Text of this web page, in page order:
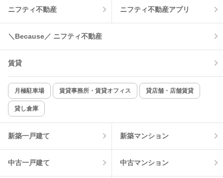
温水洗浄便座 オートロック
コンロ2口以上
新着のみ インターネット無料
該当件数:
2件
ニフティ不動産 ニフティ不動産アプリ
＼Because／ ニフティ不動産
賃貸
月極駐車場 賃貸事務所・賃貸オフィス 貸店舗・店舗賃貸
貸し倉庫
新築一戸建て 新築マンション
中古一戸建て 中古マンション